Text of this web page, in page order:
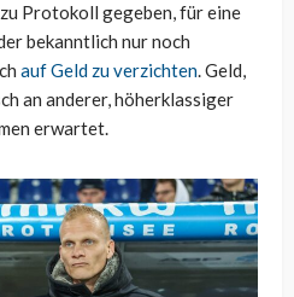
Protokoll gegeben, für eine
bekanntlich nur noch
auf Geld zu verzichten. Geld,
an anderer, höherklassiger
erwartet.